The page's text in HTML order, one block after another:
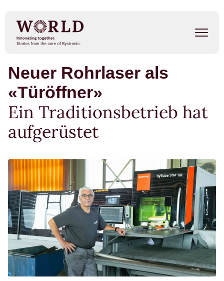
Inhalt
Success Stories
Our People
Trends
Events
METAL SHAPE SHIFTERS
Listen on Spotify
Neuer Rohrlaser als
«Türöffner»
Ein Traditionsbetrieb hat
aufgerüstet